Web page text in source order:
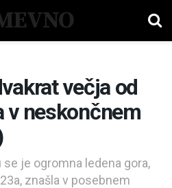
večja od
v neskončnem
je ogromna ledena gora,
znašla v posebnem